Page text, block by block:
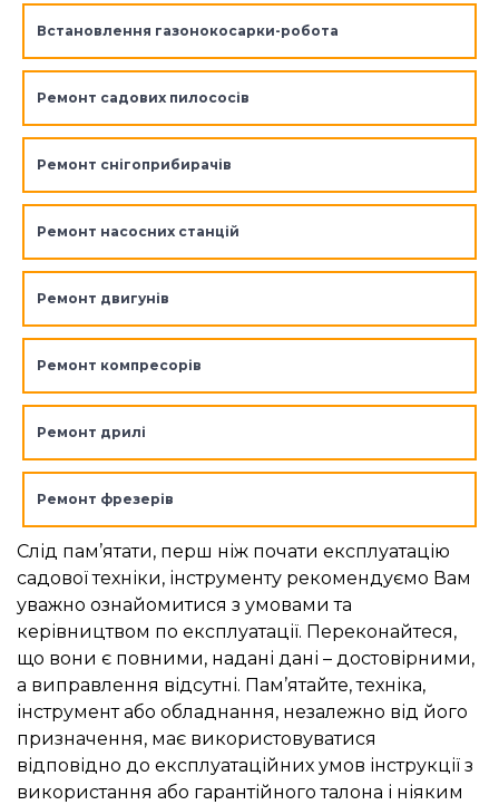
Встановлення газонокосарки-робота
Ремонт садових пилососів
Ремонт снігоприбирачів
Ремонт насосних станцій
Ремонт двигунів
Ремонт компресорів
Ремонт дрилі
Ремонт фрезерів
Слід пам’ятати, перш ніж почати експлуатацію
садової техніки, інструменту рекомендуємо Вам
уважно ознайомитися з умовами та
керівництвом по експлуатації. Переконайтеся,
що вони є повними, надані дані – достовірними,
а виправлення відсутні. Пам’ятайте, техніка,
інструмент або обладнання, незалежно від його
призначення, має використовуватися
відповідно до експлуатаційних умов інструкції з
використання або гарантійного талона і ніяким